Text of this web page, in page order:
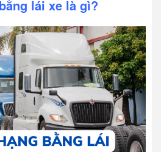
lái xe là gì?